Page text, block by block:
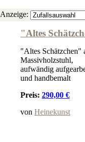
Anzeige:
"Altes
"Altes Schätzchen"
Massivholzstuhl,
aufwändig
und handbemalt
Preis: 290,00 €
von Heinekunst